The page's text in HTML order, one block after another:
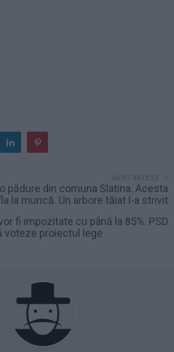
NEXT ARTICLE
pădure din comuna Slatina. Acesta
la muncă. Un arbore tăiat l-a strivit
fi impozitate cu până la 85%. PSD
voteze proiectul lege